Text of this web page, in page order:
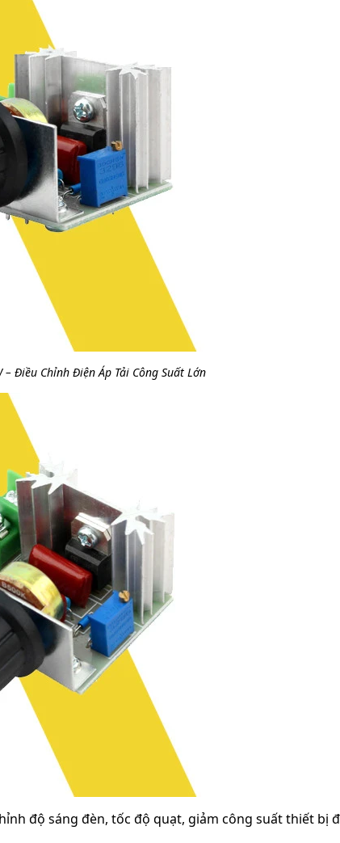
– Điều Chỉnh Điện Áp Tải Công Suất Lớn
độ sáng đèn, tốc độ quạt, giảm công suất thiết bị